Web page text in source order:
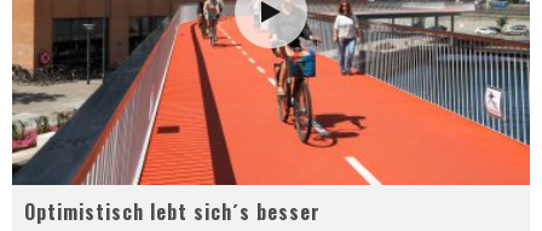
Optimistisch lebt sich´s besser